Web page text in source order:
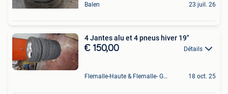
Balen 23 juil. 26
4 Jantes alu et 4 pneus hiver 19"
€ 150,00 Détails
Flemalle-Haute & Flemalle- Grande & Partie Awirs 18 oct. 25